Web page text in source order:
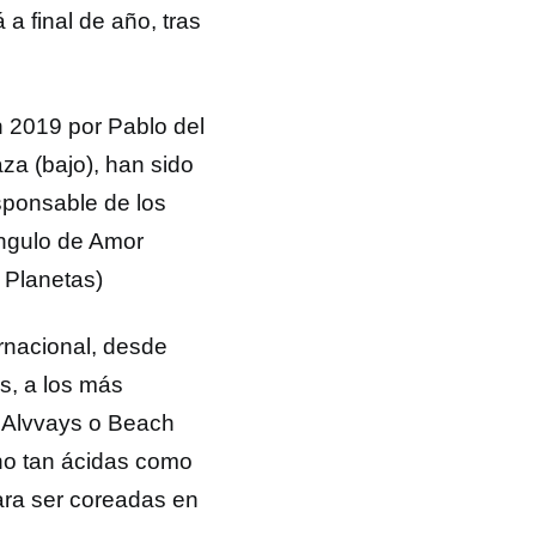
a final de año, tras
por Pablo del
(bajo), han sido
de los
de Amor
desde
a los más
o Beach
tan ácidas como
ser coreadas en